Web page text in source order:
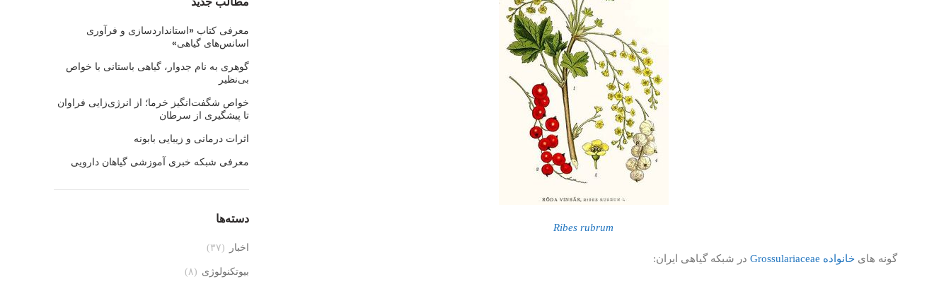
Ribes rubrum
گونه های خانواده Grossulariaceae در شبکه گیاهی ایران:
معرفی کتاب «استانداردسازی و فرآوری
اسانس‌های گیاهی»
گوهری به نام جدوار، گیاهی باستانی با خواص
بی‌نظیر
خواص شگفت‌انگیز خرما؛ از انرژی‌زایی فراوان
تا پیشگیری از سرطان
اثرات درمانی و زیبایی بابونه
معرفی شبکه خبری آموزشی گیاهان دارویی
دسته‌ها
اخبار (۳۷)
بیوتکنولوژی (۸)